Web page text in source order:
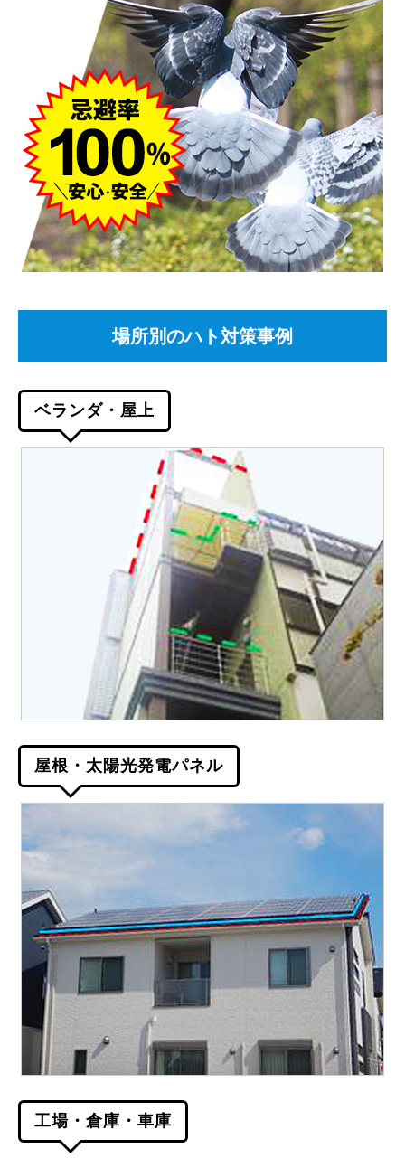
場所別のハト対策事例
ベランダ・屋上
屋根・太陽光発電パネル
工場・倉庫・車庫